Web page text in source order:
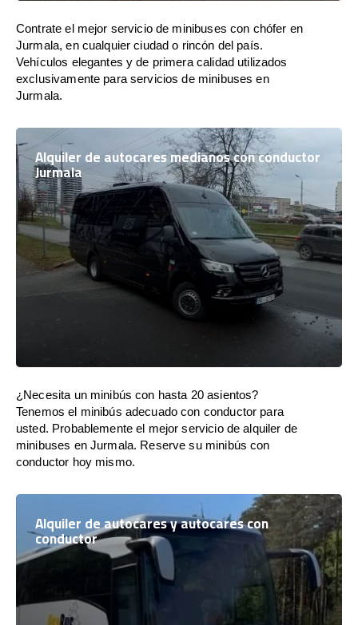
Contrate el mejor servicio de minibuses con chófer en
Jurmala, en cualquier ciudad o rincón del país.
Vehículos elegantes y de primera calidad utilizados
exclusivamente para servicios de minibuses en
Jurmala.
Alquiler de autocares medianos con conductor
Jurmala
¿Necesita un minibús con hasta 20 asientos?
Tenemos el minibús adecuado con conductor para
usted. Probablemente el mejor servicio de alquiler de
minibuses en Jurmala. Reserve su minibús con
conductor hoy mismo.
Alquiler de autocares y autocares con
conductor